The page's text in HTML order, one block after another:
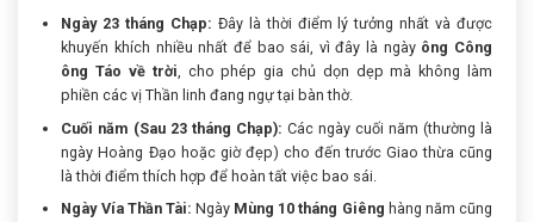
Ngày 23 tháng Chạp: Đây là thời điểm lý tưởng nhất và được
khuyến khích nhiều nhất để bao sái, vì đây là ngày ông Công
ông Táo về trời, cho phép gia chủ dọn dẹp mà không làm
phiền các vị Thần linh đang ngự tại bàn thờ.
Cuối năm (Sau 23 tháng Chạp): Các ngày cuối năm (thường là
ngày Hoàng Đạo hoặc giờ đẹp) cho đến trước Giao thừa cũng
là thời điểm thích hợp để hoàn tất việc bao sái.
Ngày Vía Thần Tài: Ngày Mùng 10 tháng Giêng hàng năm cũng